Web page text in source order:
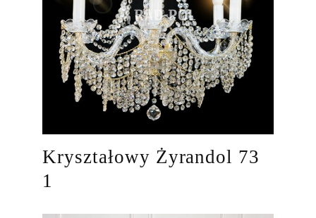
Kryształowy Żyrandol 73
1